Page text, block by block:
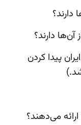
دارند؟
پیدا کردن
می‌دهند؟